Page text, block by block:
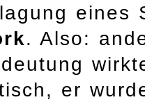
eines
. Also:
er